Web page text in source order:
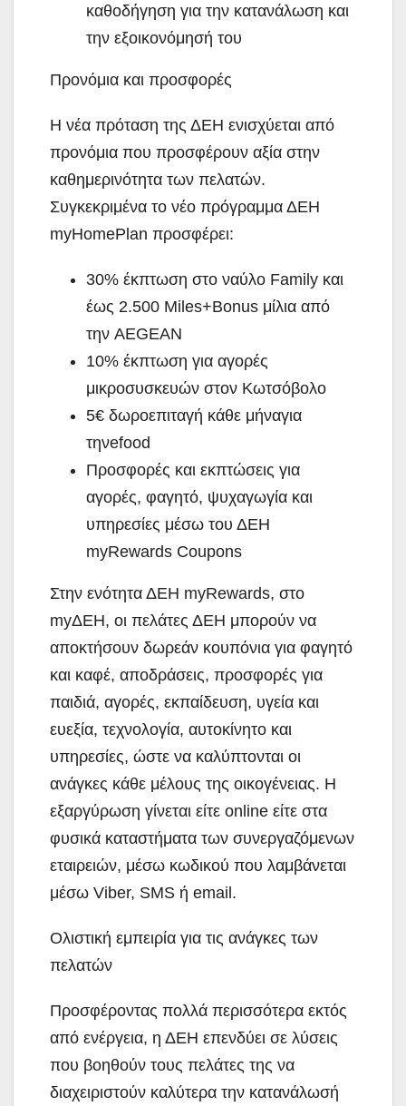
καθοδήγηση για την κατανάλωση και
την εξοικονόμησή του
Προνόμια και προσφορές
Η νέα πρόταση της ΔΕΗ ενισχύεται από
προνόμια που προσφέρουν αξία στην
καθημερινότητα των πελατών.
Συγκεκριμένα το νέο πρόγραμμα ΔΕΗ
myHomePlan προσφέρει:
30% έκπτωση στο ναύλο Family και
έως 2.500 Miles+Bonus μίλια από
την AEGEAN
10% έκπτωση για αγορές
μικροσυσκευών στον Κωτσόβολο
5€ δωροεπιταγή κάθε μήναγια
τηνefood
Προσφορές και εκπτώσεις για
αγορές, φαγητό, ψυχαγωγία και
υπηρεσίες μέσω του ΔΕΗ
myRewards Coupons
Στην ενότητα ΔΕΗ myRewards, στο
myΔΕΗ, οι πελάτες ΔΕΗ μπορούν να
αποκτήσουν δωρεάν κουπόνια για φαγητό
και καφέ, αποδράσεις, προσφορές για
παιδιά, αγορές, εκπαίδευση, υγεία και
ευεξία, τεχνολογία, αυτοκίνητο και
υπηρεσίες, ώστε να καλύπτονται οι
ανάγκες κάθε μέλους της οικογένειας. Η
εξαργύρωση γίνεται είτε online είτε στα
φυσικά καταστήματα των συνεργαζόμενων
εταιρειών, μέσω κωδικού που λαμβάνεται
μέσω Viber, SMS ή email.
Ολιστική εμπειρία για τις ανάγκες των
πελατών
Προσφέροντας πολλά περισσότερα εκτός
από ενέργεια, η ΔΕΗ επενδύει σε λύσεις
που βοηθούν τους πελάτες της να
διαχειριστούν καλύτερα την κατανάλωσή